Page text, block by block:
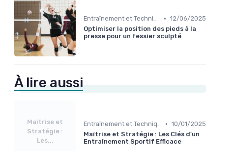
Entraînement et Techniques • 12/06/2025
Optimiser la position des pieds à la
presse pour un fessier sculpté
À lire aussi
Maîtrise et
Stratégie :
Les...
Entraînement et Techniques • 10/01/2025
Maîtrise et Stratégie : Les Clés d'un
Entraînement Sportif Efficace